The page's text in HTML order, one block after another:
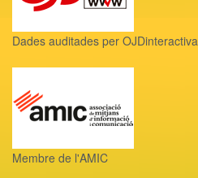
Dades auditades per OJDinteractiva
Membre de l'AMIC